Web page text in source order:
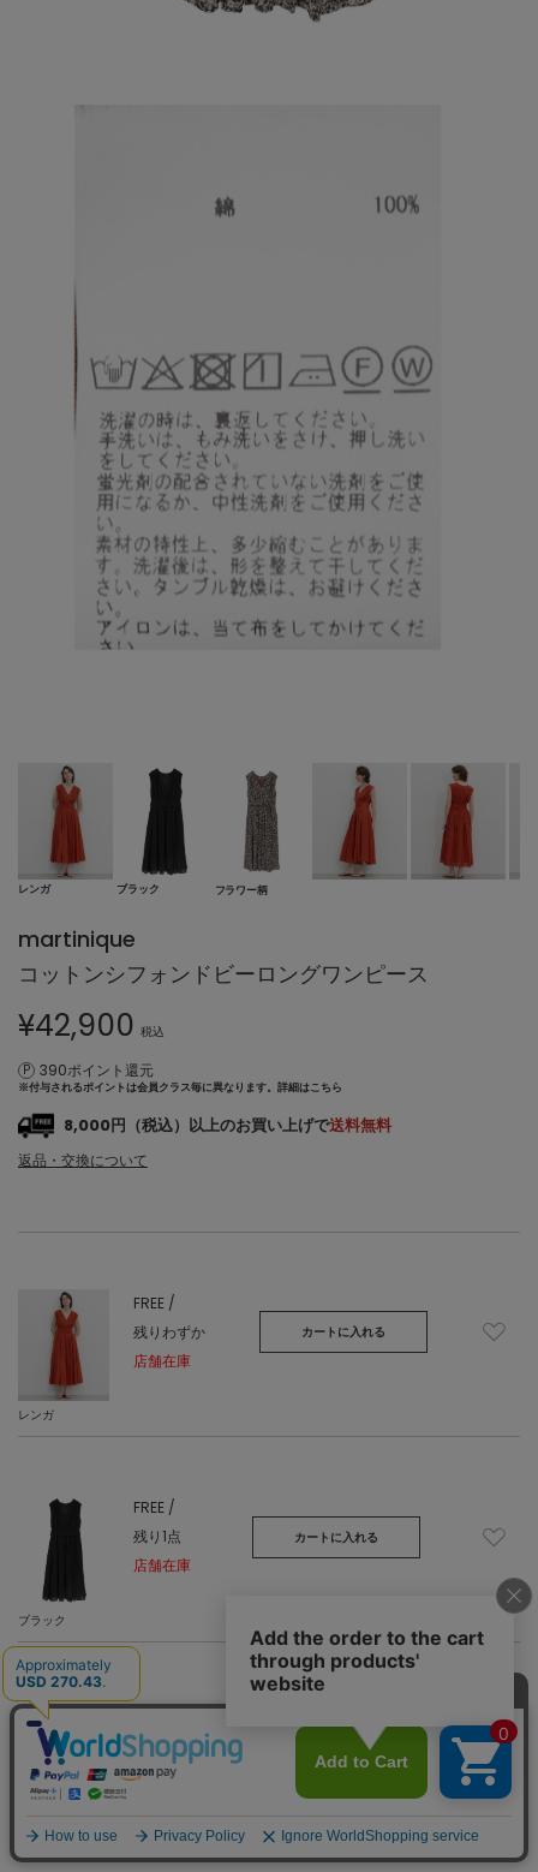
レンガ ブラック フラワー柄
martinique
コットンシフォンドビーロングワンピース
¥42,900 税込
390ポイント還元
※付与されるポイントは会員クラス毎に異なります。 詳細はこちら
8,000円（税込）以上のお買い上げで送料無料
返品・交換について
レンガ
FREE /
残りわずか
店舗在庫
カートに入れる
ブラック
FREE /
残り1点
店舗在庫
カートに入れる
フラワー柄
FREE /
在庫あり
店舗在庫
カートに入れる